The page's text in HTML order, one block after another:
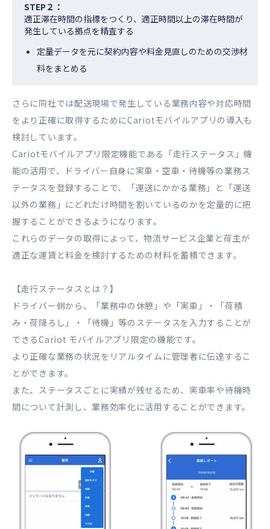
STEP２：
適正滞在時間の指標をつくり、適正時間以上の滞在時間が
発生している拠点を精査する
定量データを元に契約内容や料金見直しのための交渉材
料をまとめる
さらに同社では配送現場で発生している業務内容や対応時間
をより正確に取得するためにCariotモバイルアプリの導入も
検討しています。
Cariotモバイルアプリ限定機能である「走行ステータス」機
能の活用で、ドライバー自身に実車・空車・待機等の業務ス
テータスを登録することで、「運送にかかる業務」と「運送
以外の業務」にどれだけ時間を割いているのかを定量的に把
握することができるようになります。
これらのデータの取得によって、物流サービス企業と荷主が
適正な運賃と料金を検討するための材料を蓄積できます。
【走行ステータスとは？】
ドライバー側から、「業務中の休憩」や「実車」・「荷積
み・荷降ろし」・「待機」等のステータスを入力することが
できるCariot モバイルアプリ限定の機能です。
より正確な業務の状況をリアルタイムに管理者に伝達するこ
とができます。
また、ステータスごとに実績が残せるため、実車率や待機時
間について計測し、業務効率化に活用することができます。